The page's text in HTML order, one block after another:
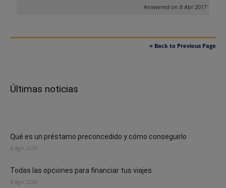
Answered on 8 Abr 2017
« Back to Previous Page
Últimas noticias
Qué es un préstamo preconcedido y cómo conseguirlo
4 Ago 2026
Todas las opciones para financiar tus viajes
4 Ago 2026